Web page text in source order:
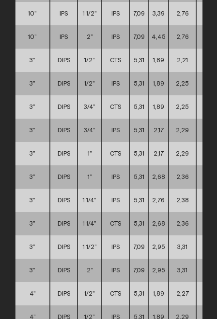
10” IPS 1 1/2” IPS 7,09 3,39 2,76
10” IPS 2” IPS 7,09 4,45 2,76
3” DIPS 1/2” CTS 5,31 1,89 2,21
3” DIPS 1/2” IPS 5,31 1,89 2,25
3” DIPS 3/4” CTS 5,31 1,89 2,25
3” DIPS 3/4” IPS 5,31 2,17 2,29
3” DIPS 1” CTS 5,31 2,17 2,29
3” DIPS 1” IPS 5,31 2,68 2,36
3” DIPS 1 1/4” IPS 5,31 2,76 2,38
3” DIPS 1 1/4” CTS 5,31 2,68 2,36
3” DIPS 1 1/2” IPS 7,09 2,95 3,31
3” DIPS 2” IPS 7,09 2,95 3,31
4” DIPS 1/2” CTS 5,31 1,89 2,27
4” DIPS 1/2” IPS 5,31 1,89 2,29